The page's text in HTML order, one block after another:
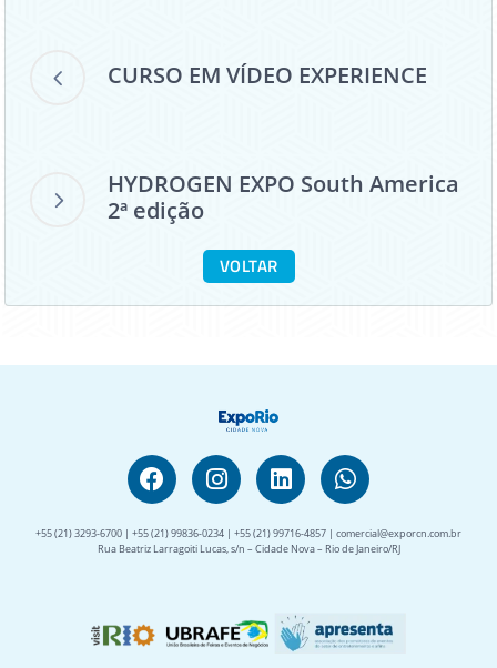
CURSO EM VÍDEO EXPERIENCE
HYDROGEN EXPO South America
2ª edição
VOLTAR
+55 (21) 3293-6700 | +55 (21) 99836-0234 | +55 (21) 99716-4857 | comercial@exporcn.com.br
Rua Beatriz Larragoiti Lucas, s/n – Cidade Nova – Rio de Janeiro/RJ